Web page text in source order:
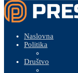
Naslovna
Politika
Društvo